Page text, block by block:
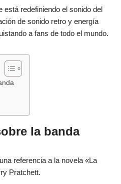
está redefiniendo el sonido del
de sonido retro y energía
a fans de todo el mundo.
la banda
referencia a la novela «La
Pratchett.